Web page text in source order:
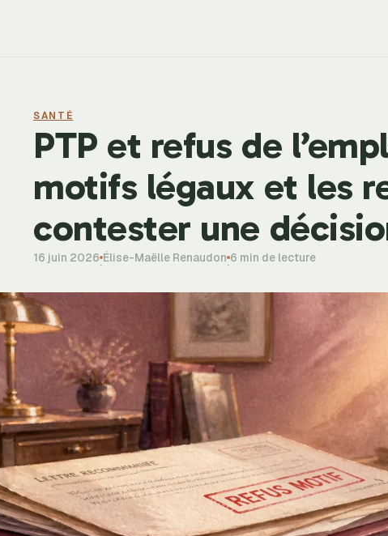
SANTÉ
PTP et refus de
motifs légaux et les
contester une
16 juin 2026·Élise-Maëlle Renaudon·6 min de lecture